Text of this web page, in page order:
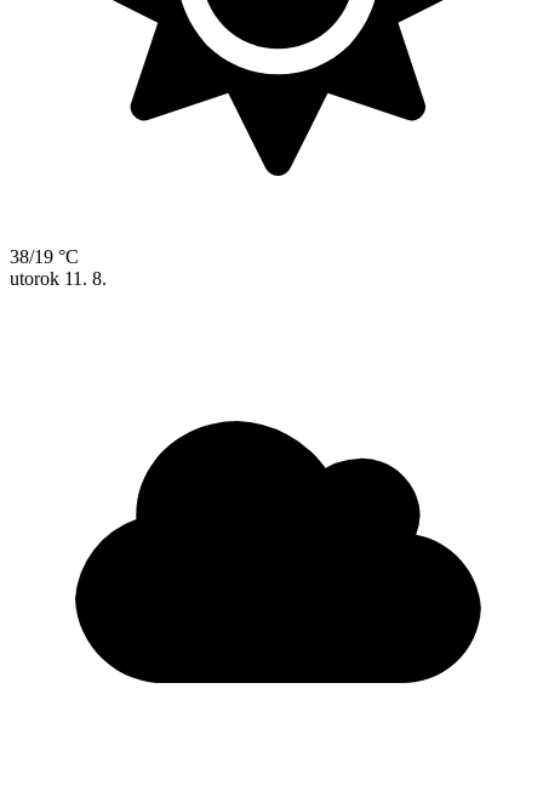
38/19 °C
utorok 11. 8.